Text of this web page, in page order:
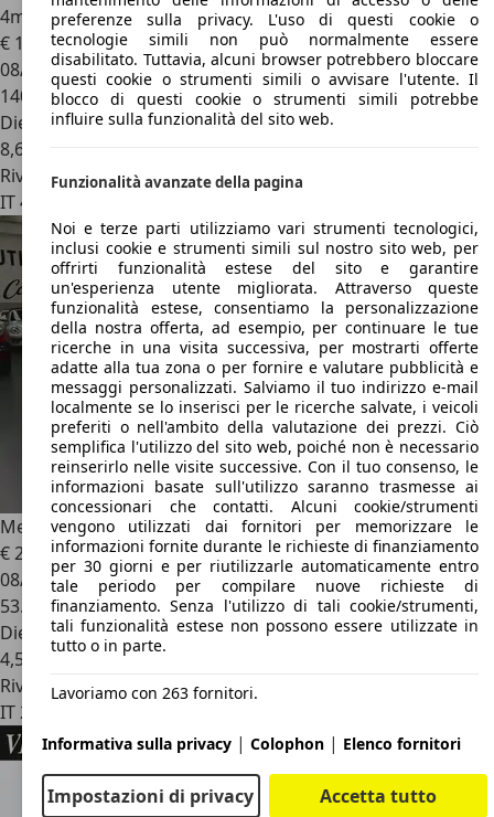
4matic auto TETTO NAVI XENO
€ 11.900
08/2008
140.000 km
Diesel
8,6 l/100 km (comb.)
Rivenditore
IT 47838
Mercedes-Benz E 220E 220 d Auto Premium Plus
€ 28.400
08/2019
53.000 km
Diesel
4,5 l/100 km (comb.)
Rivenditore
IT 25038
preferenze sulla privacy. L'uso di questi cookie o
tecnologie simili non può normalmente essere
disabilitato. Tuttavia, alcuni browser potrebbero bloccare
questi cookie o strumenti simili o avvisare l'utente. Il
blocco di questi cookie o strumenti simili potrebbe
influire sulla funzionalità del sito web.
Funzionalità avanzate della pagina
Noi e terze parti utilizziamo vari strumenti tecnologici,
inclusi cookie e strumenti simili sul nostro sito web, per
offrirti funzionalità estese del sito e garantire
un'esperienza utente migliorata. Attraverso queste
funzionalità estese, consentiamo la personalizzazione
della nostra offerta, ad esempio, per continuare le tue
ricerche in una visita successiva, per mostrarti offerte
adatte alla tua zona o per fornire e valutare pubblicità e
messaggi personalizzati. Salviamo il tuo indirizzo e-mail
localmente se lo inserisci per le ricerche salvate, i veicoli
preferiti o nell'ambito della valutazione dei prezzi. Ciò
semplifica l'utilizzo del sito web, poiché non è necessario
reinserirlo nelle visite successive. Con il tuo consenso, le
informazioni basate sull'utilizzo saranno trasmesse ai
concessionari che contatti. Alcuni cookie/strumenti
vengono utilizzati dai fornitori per memorizzare le
informazioni fornite durante le richieste di finanziamento
per 30 giorni e per riutilizzarle automaticamente entro
tale periodo per compilare nuove richieste di
finanziamento. Senza l'utilizzo di tali cookie/strumenti,
tali funzionalità estese non possono essere utilizzate in
tutto o in parte.
Lavoriamo con 263 fornitori.
Informativa sulla privacy | Colophon | Elenco fornitori
Impostazioni di privacy Accetta tutto